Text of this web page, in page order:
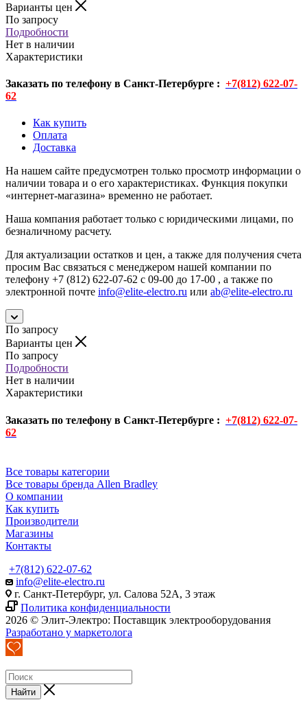
Варианты цен
По запросу
Подробности
Нет в наличии
Характеристики
Заказать по телефону в Санкт-Петербурге : +7(812) 622-07-
62
Как купить
Оплата
Доставка
На нашем сайте предусмотрен только просмотр информации о
наличии товара и о его характеристиках. Функция покупки
«интернет-магазина» временно не работает.
Наша компания работает только с юридическими лицами, по
безналичному расчету.
Для актуализации остатков и цен, а также для получения счета
просим Вас связаться с менеджером нашей компании по
телефону +7 (812) 622-07-62 с 09-00 до 17-00 , а также по
электронной почте info@elite-electro.ru или ab@elite-electro.ru
По запросу
Варианты цен
По запросу
Подробности
Нет в наличии
Характеристики
Заказать по телефону в Санкт-Петербурге : +7(812) 622-07-
62
Все товары категории
Все товары бренда Allen Bradley
О компании
Как купить
Производители
Магазины
Контакты
+7(812) 622-07-62
info@elite-electro.ru
г. Санкт-Петербург, ул. Салова 52А, 3 этаж
Политика конфиденциальности
2026 © Элит-Электро: Поставщик электрооборудования
Разработано у маркетолога
Найти